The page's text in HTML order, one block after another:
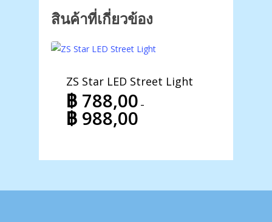
สินค้าที่เกี่ยวข้อง
ZS Star LED Street Light
฿ 788,00 –
฿ 988,00